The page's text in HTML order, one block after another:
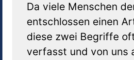
Da viele Menschen
entschlossen einen
diese zwei Begriffe
verfasst und von uns